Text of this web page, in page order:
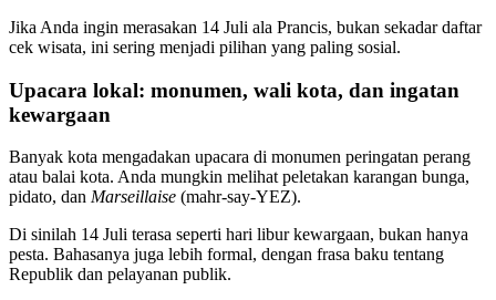
Jika Anda ingin merasakan 14 Juli ala Prancis, bukan sekadar daftar
cek wisata, ini sering menjadi pilihan yang paling sosial.
Upacara lokal: monumen, wali kota, dan ingatan
kewargaan
Banyak kota mengadakan upacara di monumen peringatan perang
atau balai kota. Anda mungkin melihat peletakan karangan bunga,
pidato, dan Marseillaise (mahr-say-YEZ).
Di sinilah 14 Juli terasa seperti hari libur kewargaan, bukan hanya
pesta. Bahasanya juga lebih formal, dengan frasa baku tentang
Republik dan pelayanan publik.